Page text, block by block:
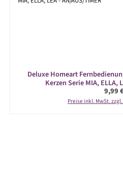
Deluxe Homeart
Kerzen Serie MIA, ELLA,
9,99
Preise inkl. MwSt.